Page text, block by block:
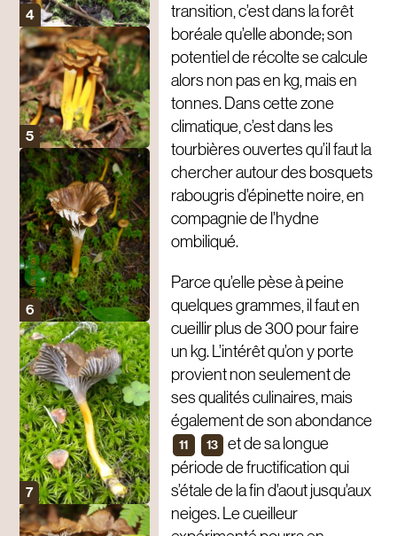
transition, c’est dans la forêt
boréale qu’elle abonde; son
potentiel de récolte se calcule
alors non pas en kg, mais en
tonnes. Dans cette zone
climatique, c’est dans les
tourbières ouvertes qu’il faut la
chercher autour des bosquets
rabougris d’épinette noire, en
compagnie de l’hydne
ombiliqué.
Parce qu’elle pèse à peine
quelques grammes, il faut en
cueillir plus de 300 pour faire
un kg. L’intérêt qu’on y porte
provient non seulement de
ses qualités culinaires, mais
également de son abondance
11 13
et de sa longue
période de fructification qui
s’étale de la fin d’aout jusqu’aux
neiges. Le cueilleur